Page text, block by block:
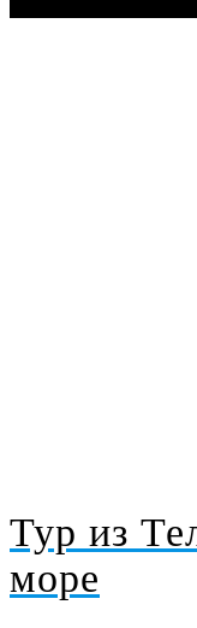
Тур из
море